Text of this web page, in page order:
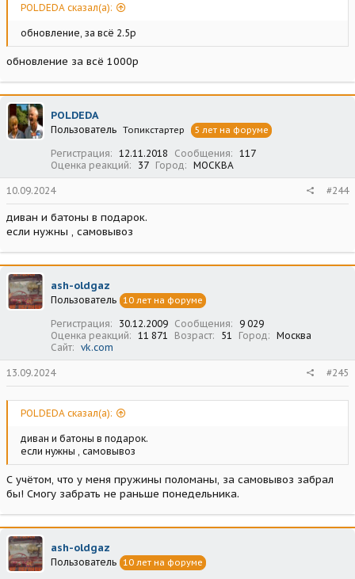
POLDEDA сказал(а):
обновление, за всё 2.5р
обновление за всё 1000р
POLDEDA
Пользователь Топикстартер 5 лет на форуме
Регистрация 12.11.2018 Сообщения
117
Оценка реакций
37 Город МОСКВА
10.09.2024 #244
диван и батоны в подарок.
если нужны , самовывоз
ash-oldgaz
Пользователь 10 лет на форуме
Регистрация 30.12.2009 Сообщения
9 029
Оценка реакций
11 871 Возраст 51 Город
Москва
Сайт
vk.com
13.09.2024 #245
POLDEDA сказал(а):
диван и батоны в подарок.
если нужны , самовывоз
С учётом, что у меня пружины поломаны, за самовывоз забрал
бы! Смогу забрать не раньше понедельника.
ash-oldgaz
Пользователь 10 лет на форуме